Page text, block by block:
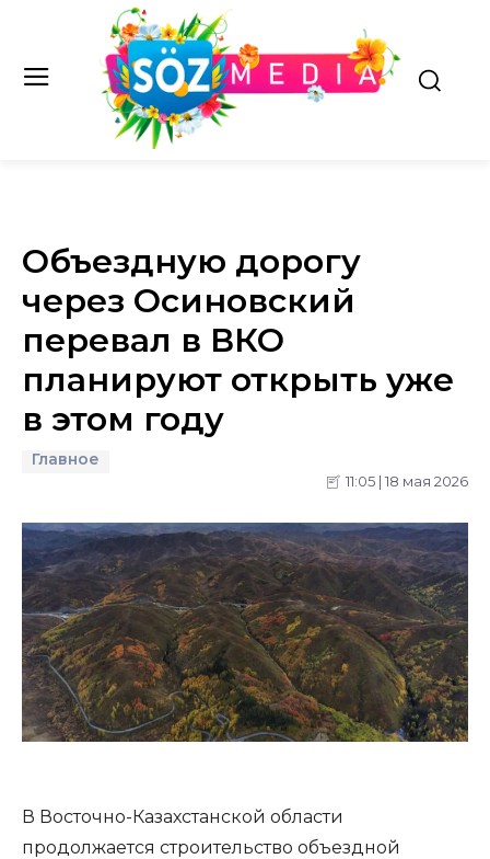
Объездную дорогу
через Осиновский
перевал в ВКО
планируют открыть уже
в этом году
Главное
11:05 | 18 мая 2026
В Восточно-Казахстанской области
продолжается строительство объездной